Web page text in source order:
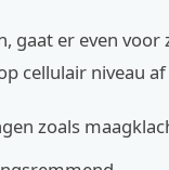
gaat er even
cellulair niveau
zoals